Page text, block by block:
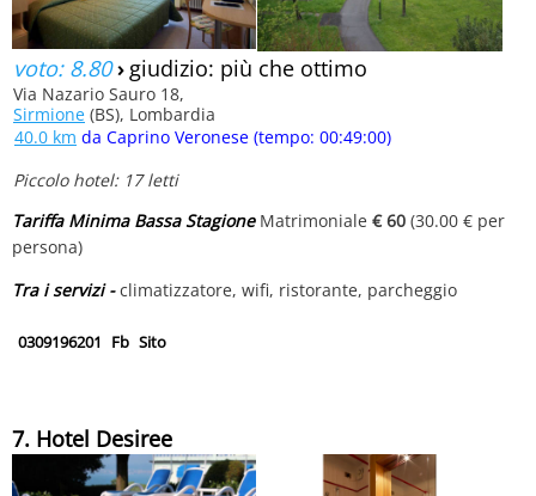
voto: 8.80› giudizio: più che ottimo
Via Nazario Sauro 18,
Sirmione (BS), Lombardia
40.0 km da Caprino Veronese (tempo: 00:49:00)
Piccolo hotel: 17 letti
Tariffa Minima Bassa StagioneMatrimoniale € 60 (30.00 € per
persona)
Tra i servizi -climatizzatore, wifi, ristorante, parcheggio
0309196201 Fb Sito
7. Hotel Desiree